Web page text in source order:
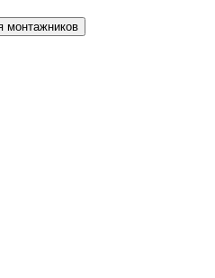
Регистрация для монтажников